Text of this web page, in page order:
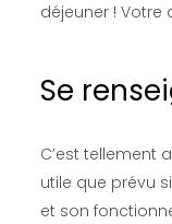
déjeuner !
Se
C’est tellement
utile que prévu
et son